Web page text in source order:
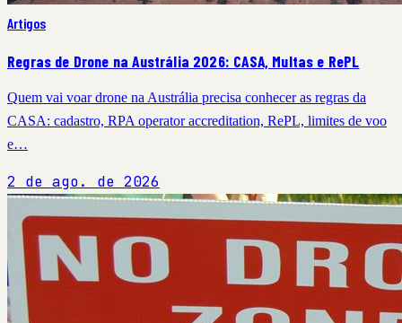
Artigos
Regras de Drone na Austrália 2026: CASA, Multas e RePL
Quem vai voar drone na Austrália precisa conhecer as regras da
CASA: cadastro, RPA operator accreditation, RePL, limites de voo
e…
2 de ago. de 2026